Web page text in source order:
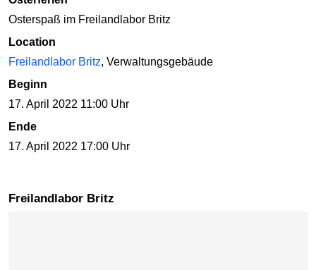
Osterspaß im Freilandlabor Britz
Location
Freilandlabor Britz, Verwaltungsgebäude
Beginn
17. April 2022 11:00 Uhr
Ende
17. April 2022 17:00 Uhr
Freilandlabor Britz